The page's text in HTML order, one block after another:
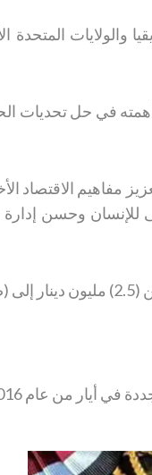
وشمال أفريقيا والولايات
في حل تحديات
مفاهيم
وحسن إدارة
.
أيار من عام 2016;